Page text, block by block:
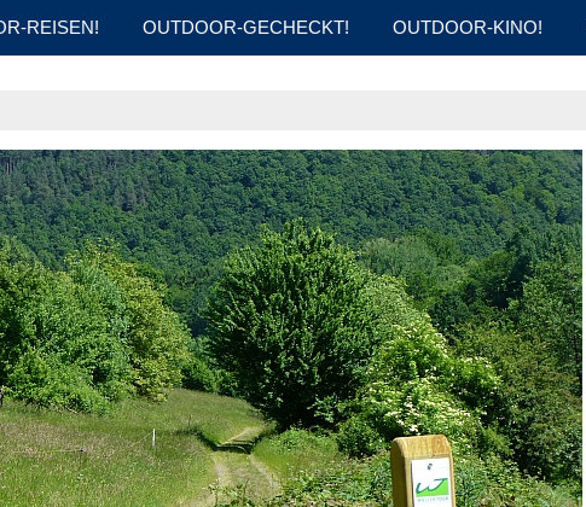
REISEN! OUTDOOR-GECHECKT! OUTDOOR-KINO!